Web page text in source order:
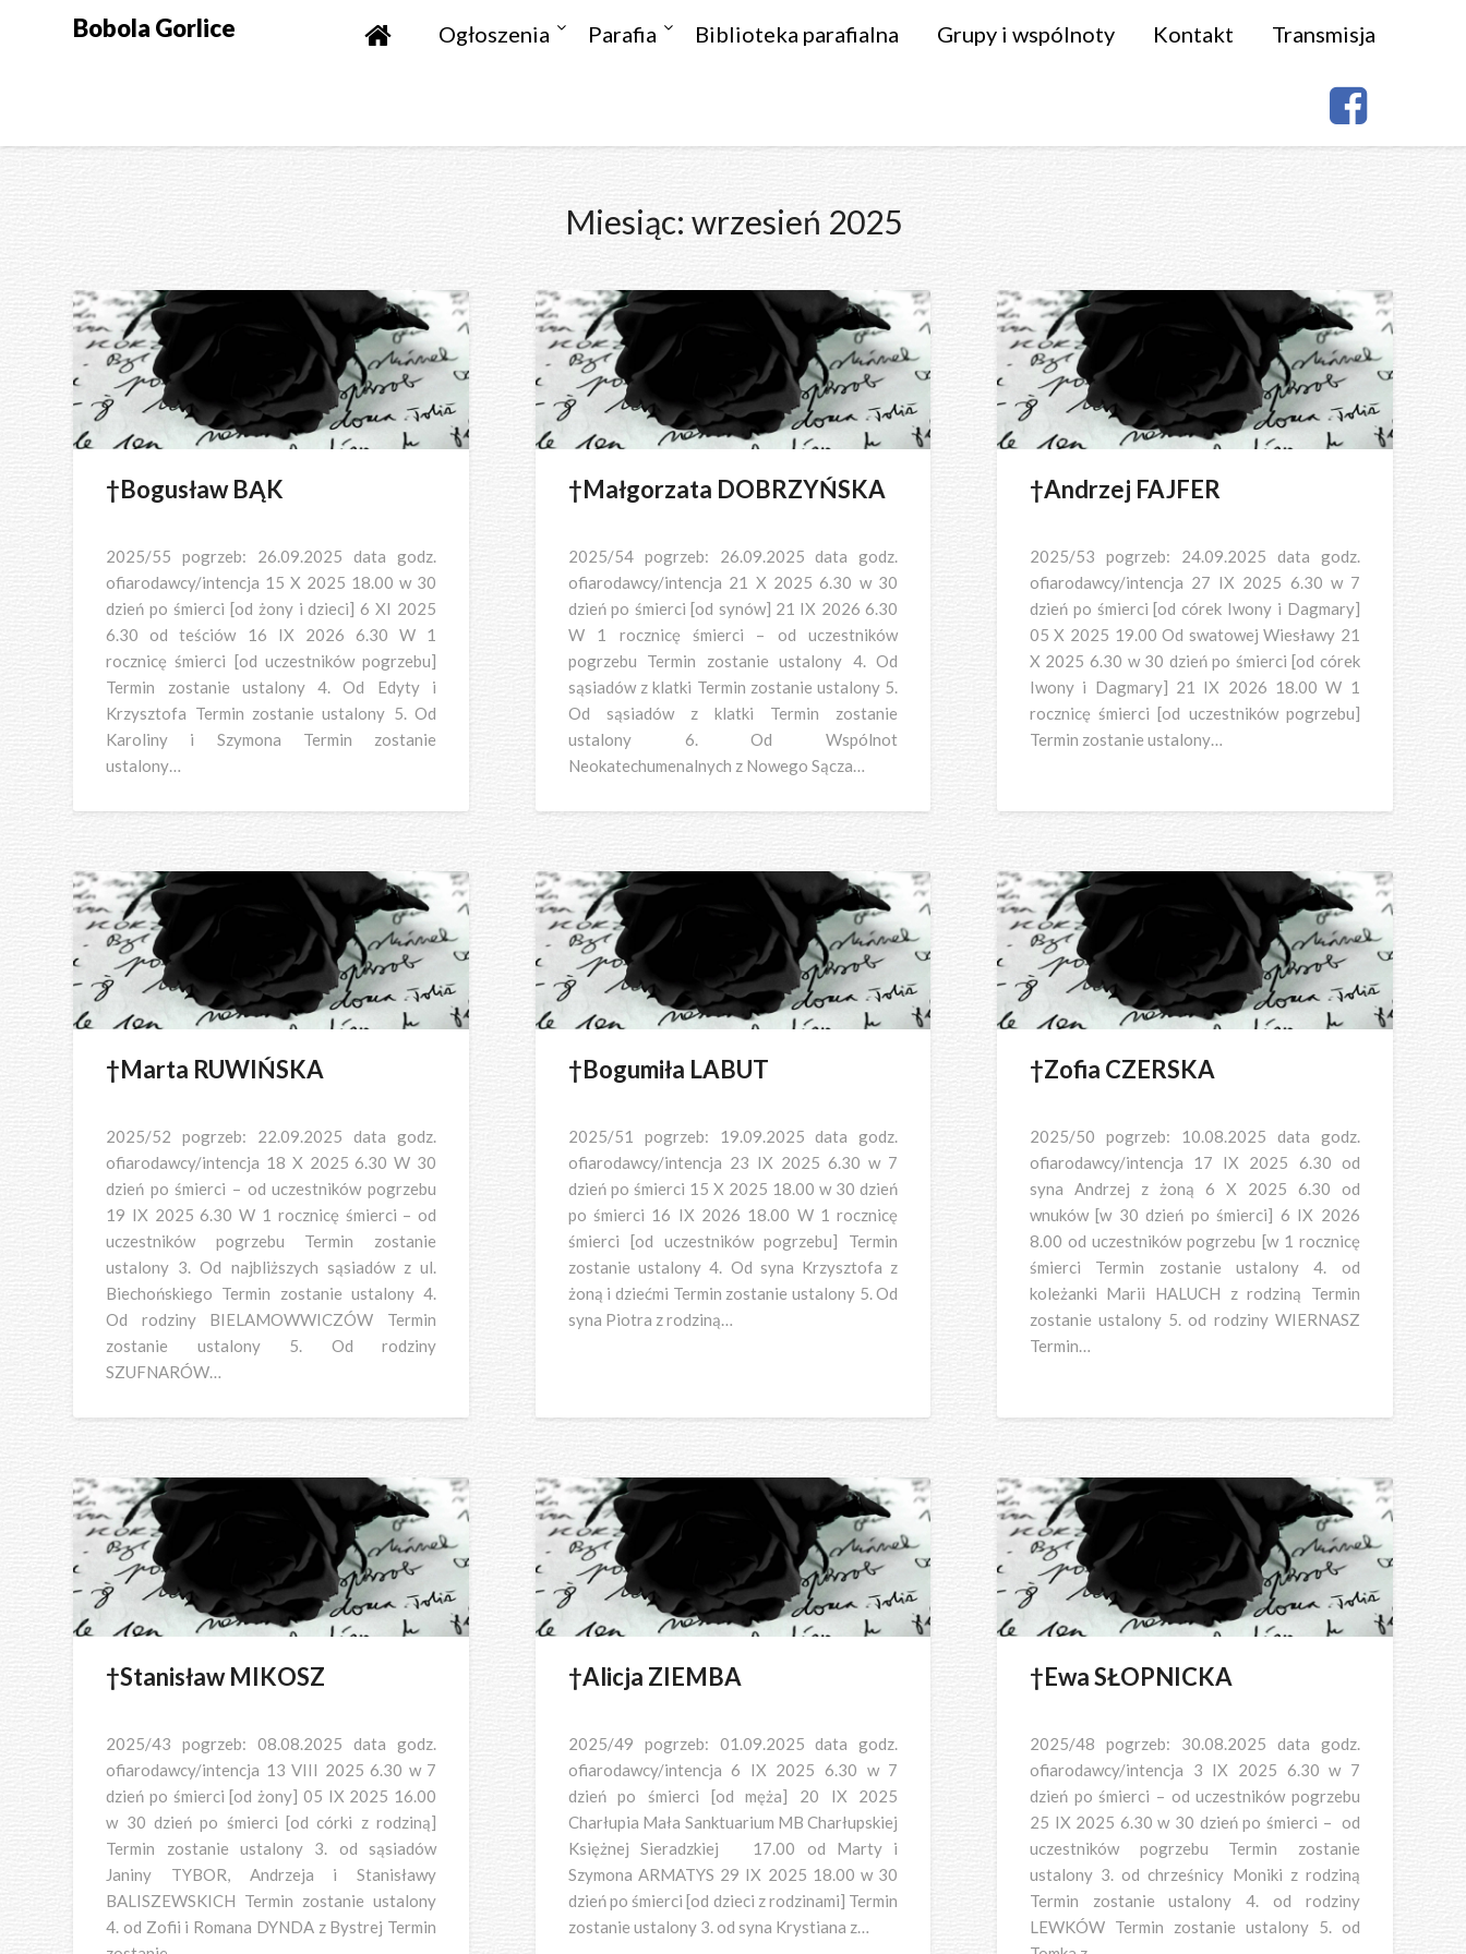
Bobola Gorlice Ogłoszenia Parafia Biblioteka parafialna Grupy i wspólnoty Kontakt Transmisja
Miesiąc: wrzesień 2025
†Bogusław BĄK
2025/55 pogrzeb: 26.09.2025 data godz.
ofiarodawcy/intencja 15 X 2025 18.00 w 30
dzień po śmierci [od żony i dzieci] 6 XI 2025
6.30 od teściów 16 IX 2026 6.30 W 1
rocznicę śmierci [od uczestników pogrzebu]
Termin zostanie ustalony 4. Od Edyty i
Krzysztofa Termin zostanie ustalony 5. Od
Karoliny i Szymona Termin zostanie
ustalony…
†Małgorzata DOBRZYŃSKA
2025/54 pogrzeb: 26.09.2025 data godz.
ofiarodawcy/intencja 21 X 2025 6.30 w 30
dzień po śmierci [od synów] 21 IX 2026 6.30
W 1 rocznicę śmierci – od uczestników
pogrzebu Termin zostanie ustalony 4. Od
sąsiadów z klatki Termin zostanie ustalony 5.
Od sąsiadów z klatki Termin zostanie
ustalony 6. Od Wspólnot
Neokatechumenalnych z Nowego Sącza…
†Andrzej FAJFER
2025/53 pogrzeb: 24.09.2025 data godz.
ofiarodawcy/intencja 27 IX 2025 6.30 w 7
dzień po śmierci [od córek Iwony i Dagmary]
05 X 2025 19.00 Od swatowej Wiesławy 21
X 2025 6.30 w 30 dzień po śmierci [od córek
Iwony i Dagmary] 21 IX 2026 18.00 W 1
rocznicę śmierci [od uczestników pogrzebu]
Termin zostanie ustalony…
†Marta RUWIŃSKA
2025/52 pogrzeb: 22.09.2025 data godz.
ofiarodawcy/intencja 18 X 2025 6.30 W 30
dzień po śmierci – od uczestników pogrzebu
19 IX 2025 6.30 W 1 rocznicę śmierci – od
uczestników pogrzebu Termin zostanie
ustalony 3. Od najbliższych sąsiadów z ul.
Biechońskiego Termin zostanie ustalony 4.
Od rodziny BIELAMOWWICZÓW Termin
zostanie ustalony 5. Od rodziny
SZUFNARÓW…
†Bogumiła LABUT
2025/51 pogrzeb: 19.09.2025 data godz.
ofiarodawcy/intencja 23 IX 2025 6.30 w 7
dzień po śmierci 15 X 2025 18.00 w 30 dzień
po śmierci 16 IX 2026 18.00 W 1 rocznicę
śmierci [od uczestników pogrzebu] Termin
zostanie ustalony 4. Od syna Krzysztofa z
żoną i dziećmi Termin zostanie ustalony 5. Od
syna Piotra z rodziną…
†Zofia CZERSKA
2025/50 pogrzeb: 10.08.2025 data godz.
ofiarodawcy/intencja 17 IX 2025 6.30 od
syna Andrzej z żoną 6 X 2025 6.30 od
wnuków [w 30 dzień po śmierci] 6 IX 2026
8.00 od uczestników pogrzebu [w 1 rocznicę
śmierci Termin zostanie ustalony 4. od
koleżanki Marii HALUCH z rodziną Termin
zostanie ustalony 5. od rodziny WIERNASZ
Termin…
†Stanisław MIKOSZ
2025/43 pogrzeb: 08.08.2025 data godz.
ofiarodawcy/intencja 13 VIII 2025 6.30 w 7
dzień po śmierci [od żony] 05 IX 2025 16.00
w 30 dzień po śmierci [od córki z rodziną]
Termin zostanie ustalony 3. od sąsiadów
Janiny TYBOR, Andrzeja i Stanisławy
BALISZEWSKICH Termin zostanie ustalony
4. od Zofii i Romana DYNDA z Bystrej Termin
†Alicja ZIEMBA
2025/49 pogrzeb: 01.09.2025 data godz.
ofiarodawcy/intencja 6 IX 2025 6.30 w 7
dzień po śmierci [od męża] 20 IX 2025
Charłupia Mała Sanktuarium MB Charłupskiej
Księżnej Sieradzkiej 17.00 od Marty i
Szymona ARMATYS 29 IX 2025 18.00 w 30
dzień po śmierci [od dzieci z rodzinami] Termin
zostanie ustalony 3. od syna Krystiana z…
†Ewa SŁOPNICKA
2025/48 pogrzeb: 30.08.2025 data godz.
ofiarodawcy/intencja 3 IX 2025 6.30 w 7
dzień po śmierci – od uczestników pogrzebu
25 IX 2025 6.30 w 30 dzień po śmierci – od
uczestników pogrzebu Termin zostanie
ustalony 3. od chrześnicy Moniki z rodziną
Termin zostanie ustalony 4. od rodziny
LEWKÓW Termin zostanie ustalony 5. od